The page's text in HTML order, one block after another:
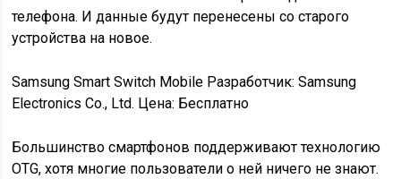
телефона. И данные будут перенесены со старого
устройства на новое.
Samsung Smart Switch Mobile Разработчик: Samsung
Electronics Co., Ltd. Цена: Бесплатно
Большинство смартфонов поддерживают технологию
OTG, хотя многие пользователи о ней ничего не знают.